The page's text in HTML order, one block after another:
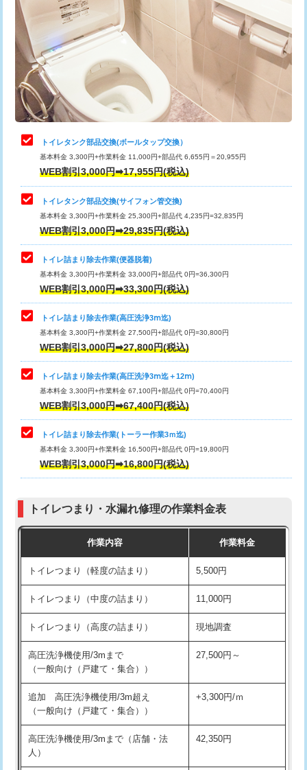
トイレタンク部品交換(ボールタップ交換）
基本料金 3,300円+作業料金 11,000円+部品代 6,655円＝20,955円
WEB割引3,000円➡17,955円(税込)
トイレタンク部品交換(サイフォン管交換)
基本料金 3,300円+作業料金 25,300円+部品代 4,235円=32,835円
WEB割引3,000円➡29,835円(税込)
トイレ詰まり除去作業(便器脱着)
基本料金 3,300円+作業料金 33,000円+部品代 0円=36,300円
WEB割引3,000円➡33,300円(税込)
トイレ詰まり除去作業(高圧洗浄3ⅿ迄)
基本料金 3,300円+作業料金 27,500円+部品代 0円=30,800円
WEB割引3,000円➡27,800円(税込)
トイレ詰まり除去作業(高圧洗浄3ⅿ迄＋12ⅿ)
基本料金 3,300円+作業料金 67,100円+部品代 0円=70,400円
WEB割引3,000円➡67,400円(税込)
トイレ詰まり除去作業(トーラー作業3ｍ迄)
基本料金 3,300円+作業料金 16,500円+部品代 0円=19,800円
WEB割引3,000円➡16,800円(税込)
トイレつまり・水漏れ修理の作業料金表
作業内容 作業料金
トイレつまり（軽度の詰まり） 5,500円
トイレつまり（中度の詰まり） 11,000円
トイレつまり（高度の詰まり） 現地調査
高圧洗浄機使用/3mまで
（一般向け（戸建て・集合））
27,500円～
追加 高圧洗浄機使用/3m超え
（一般向け（戸建て・集合））
+3,300円/ｍ
高圧洗浄機使用/3mまで（店舗・法
人）
42,350円